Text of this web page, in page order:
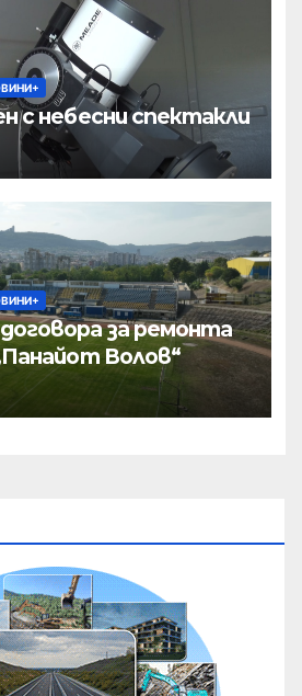
с небесни спектакли
за ремонта
Волов“